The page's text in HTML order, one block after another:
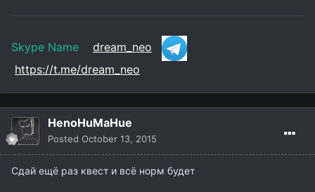
Skype Name dream_neo
https://t.me/dream_neo
HenoHuMaHue
Posted October 13, 2015
Сдай ещё раз квест и всё норм будет